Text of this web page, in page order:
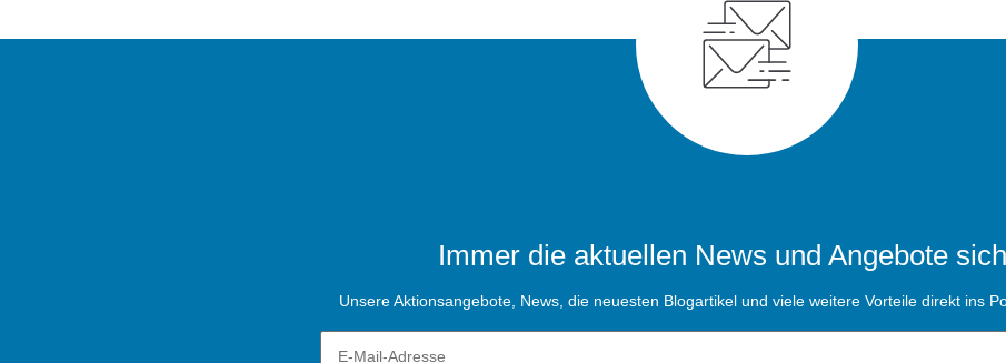
Immer die aktuellen News und Angebote
Unsere Aktionsangebote, News, die neuesten Blogartikel und viele weitere Vorteile direkt ins